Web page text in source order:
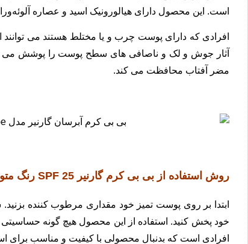
است. این محصول دارای هیالورونیک اسید و عصاره
افرادی که دارای پوست چرب و یا مختلط هستند می توانند
آثار جوش و لک و ناصافی های سطح پوست را پوشش می
مضر آفتاب محافظت می کند.
روش استفاده از بی بی کرم گارنیر SPF 25 رنگ متوسط حاوی هیالورونیک اسید و عصاره آلوئه ورا مناسب پوست های چرب و مختلط 50 میلی لیتر
ابتدا بر روی پوست تمیز خود مقداری مرطوب کننده
خود پخش کنید. استفاده از این محصول هیچ گونه حساسیتی
افرادی است که بدنبال محصولی با کیفیت و مناسب برای